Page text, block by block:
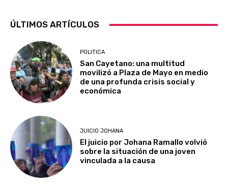
ÚLTIMOS ARTÍCULOS
POLITICA
San Cayetano: una multitud
movilizó a Plaza de Mayo en medio
de una profunda crisis social y
económica
JUICIO JOHANA
El juicio por Johana Ramallo volvió
sobre la situación de una joven
vinculada a la causa